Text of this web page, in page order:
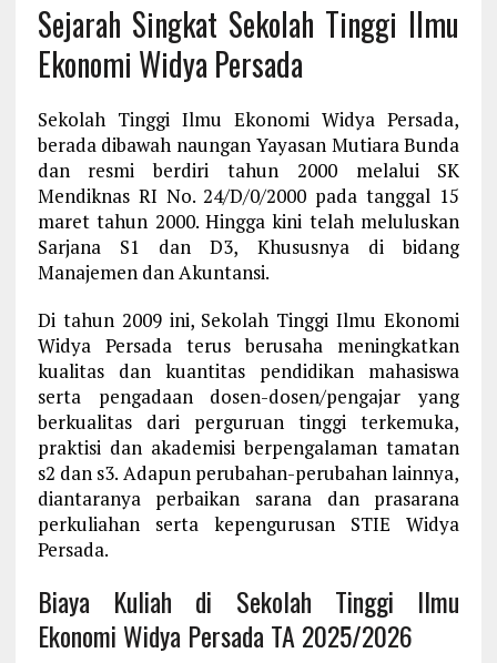
Sejarah Singkat Sekolah Tinggi Ilmu
Ekonomi Widya Persada
Sekolah Tinggi Ilmu Ekonomi Widya Persada,
berada dibawah naungan Yayasan Mutiara Bunda
dan resmi berdiri tahun 2000 melalui SK
Mendiknas RI No. 24/D/0/2000 pada tanggal 15
maret tahun 2000. Hingga kini telah meluluskan
Sarjana S1 dan D3, Khususnya di bidang
Manajemen dan Akuntansi.
Di tahun 2009 ini, Sekolah Tinggi Ilmu Ekonomi
Widya Persada terus berusaha meningkatkan
kualitas dan kuantitas pendidikan mahasiswa
serta pengadaan dosen-dosen/pengajar yang
berkualitas dari perguruan tinggi terkemuka,
praktisi dan akademisi berpengalaman tamatan
s2 dan s3. Adapun perubahan-perubahan lainnya,
diantaranya perbaikan sarana dan prasarana
perkuliahan serta kepengurusan STIE Widya
Persada.
Biaya Kuliah di Sekolah Tinggi Ilmu
Ekonomi Widya Persada TA 2025/2026